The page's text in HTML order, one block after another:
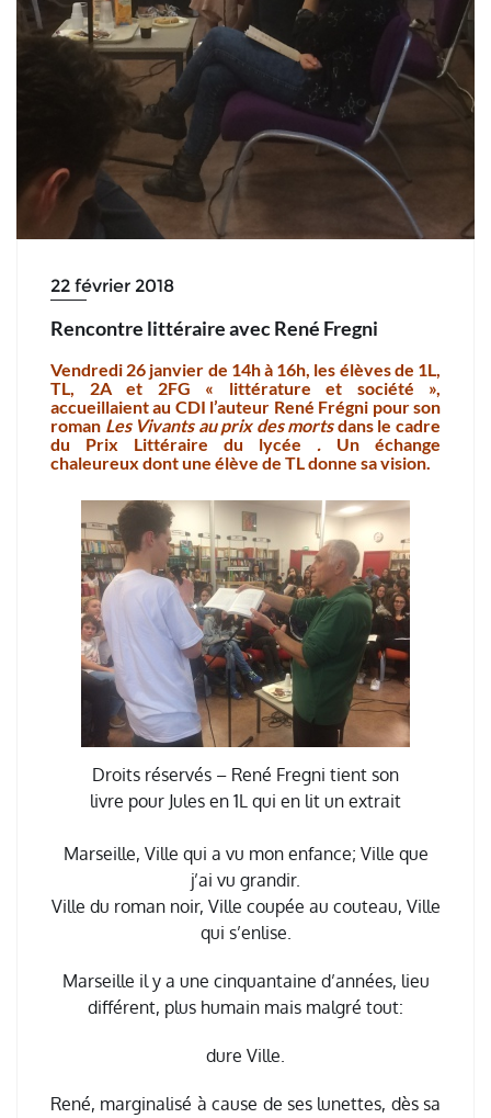
22 février 2018
Rencontre littéraire avec René Fregni
Vendredi 26 janvier de 14h à 16h, les élèves de 1L,
TL, 2A et 2FG « littérature et société »,
accueillaient au CDI l’auteur René Frégni pour son
roman Les Vivants au prix des mortsdans le cadre
du Prix Littéraire du lycée . Un échange
chaleureux dont une élève de TL donne sa vision.
Droits réservés – René Fregni tient son
livre pour Jules en 1L qui en lit un extrait
Marseille, Ville qui a vu mon enfance; Ville que
j’ai vu grandir.
Ville du roman noir, Ville coupée au couteau, Ville
qui s’enlise.
Marseille il y a une cinquantaine d’années, lieu
différent, plus humain mais malgré tout:
dure Ville.
René, marginalisé à cause de ses lunettes, dès sa